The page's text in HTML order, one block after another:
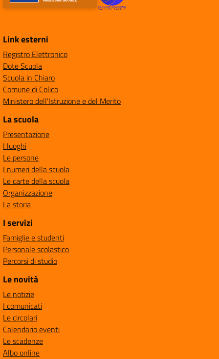
Link esterni
Registro Elettronico
Dote Scuola
Scuola in Chiaro
Comune di Colico
Ministero dell'Istruzione e del Merito
La scuola
Presentazione
I luoghi
Le persone
I numeri della scuola
Le carte della scuola
Organizzazione
La storia
I servizi
Famiglie e studenti
Personale scolastico
Percorsi di studio
Le novità
Le notizie
I comunicati
Le circolari
Calendario eventi
Le scadenze
Albo online